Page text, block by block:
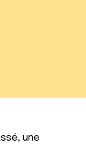
une